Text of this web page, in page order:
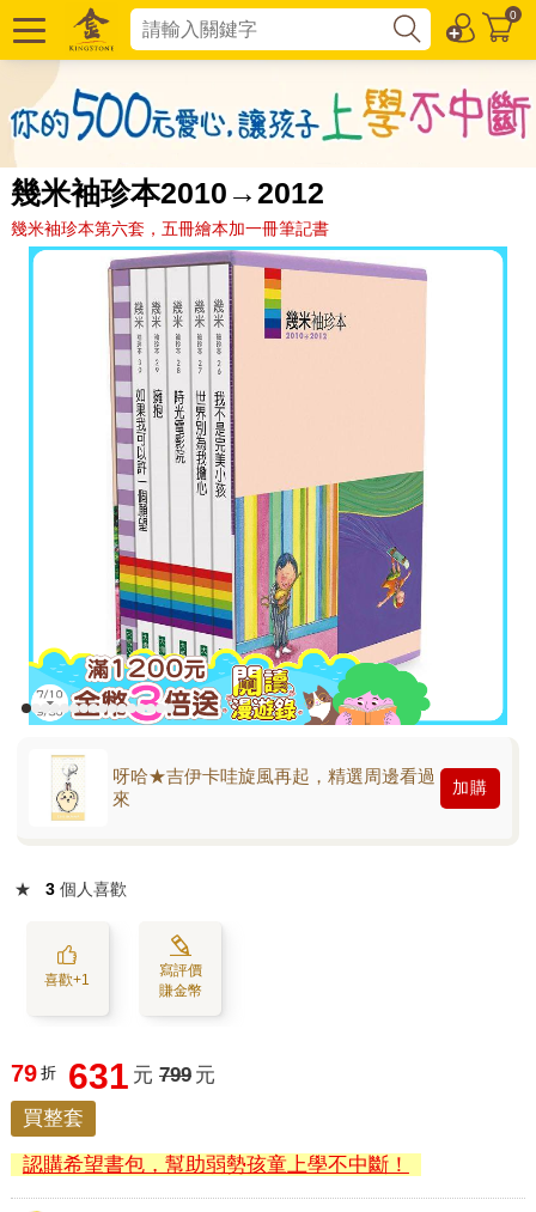
0
幾米袖珍本2010→2012
幾米袖珍本第六套，五冊繪本加一冊筆記書
呀哈★吉伊卡哇旋風再起，精選周邊看過
來
加購
★ 3 個人喜歡
喜歡+1
寫評價
賺金幣
79 折 631 元 799 元
買整套
認購希望書包，幫助弱勢孩童上學不中斷！